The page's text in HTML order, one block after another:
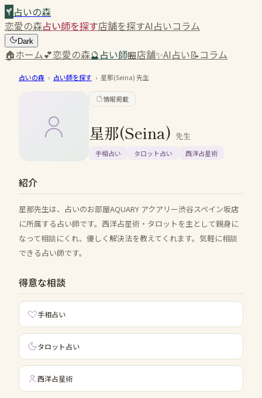
占いの森
恋愛の森占い師を探す店舗を探すAI占いコラム
Dark
🏠ホーム💕恋愛の森🔮占い師🏪店舗✨AI占い📝コラム
占いの森 › 占い師を探す › 星那(Seina)先生
情報掲載
星那(Seina) 先生
手相占い タロット占い 西洋占星術
紹介
星那先生は、占いのお部屋AQUARY アクアリー渋谷スペイン坂店
に所属する占い師です。西洋占星術・タロットを主として親身に
なって相談にくれ、優しく解決法を教えてくれます。気軽に相談
できる占い師です。
得意な相談
手相占い
タロット占い
西洋占星術